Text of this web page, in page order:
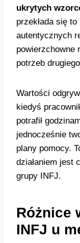
ukrytych
przekłada się
autentycznych
powierzchowne
potrzeb
Wartości
kiedyś
potrafił
jednocześnie
plany pomocy.
działaniem jest
grupy INFJ.
Różnice
INFJ u